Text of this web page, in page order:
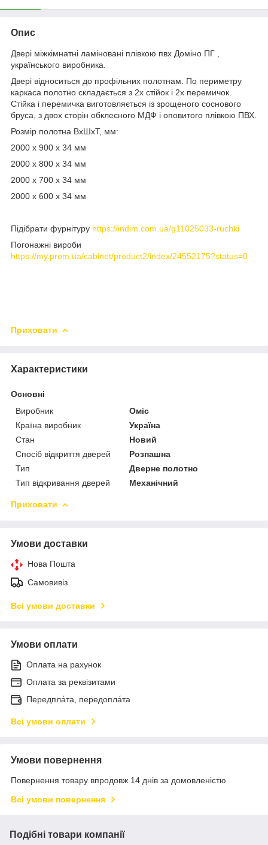
Опис
Двері міжкімнатні ламіновані плівкою пвх Доміно ПГ
українського виробника.
Двері відноситься до профільних полотнам. По периметру
каркаса полотно складається з 2х стійок і 2х перемичок.
Стійка і перемичка виготовляється із зрощеного соснового
бруса, з двох сторін обклеєного МДФ і оповитого плівкою ПВХ.
Розмір полотна ВхШхТ, мм:
2000 x 900 x 34 мм
2000 x 800 x 34 мм
2000 x 700 x 34 мм
2000 x 600 x 34 мм
Підібрати фурнітуру https://indim.com.ua/g11025033-ruchki
Погонажні вироби
https://my.prom.ua/cabinet/product2/index/24552175?status=0
Приховати
Характеристики
Основні
Виробник
Оміс
Країна виробник
Україна
Стан
Новий
Спосіб відкриття дверей
Розпашна
Тип
Дверне полотно
Тип відкривання дверей
Механічний
Приховати
Умови доставки
Нова Пошта
Самовивіз
Всі умови доставки
Умови оплати
Оплата на рахунок
Оплата за реквізитами
Передпла́та, передопла́та
Всі умови оплати
Умови повернення
Повернення товару впродовж 14 днів за домовленістю
Всі умови повернення
Подібні товари компанії